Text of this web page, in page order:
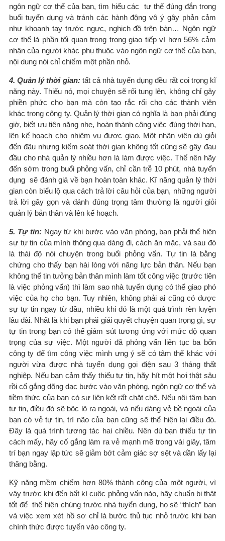
ngôn ngữ cơ thể của bạn, tìm hiểu các tư thế đúng đắn trong
buổi tuyển dụng và tránh các hành động vô ý gây phản cảm
như khoanh tay trước ngực, nghịch đồ trên bàn… Ngôn ngữ
cơ thể là phần tối quan trọng trong giao tiếp vì hơn 56% cảm
nhận của người khác phụ thuộc vào ngôn ngữ cơ thể của bạn,
nội dung nói chỉ chiếm một phần nhỏ.
4. Quản lý thời gian:tất cả nhà tuyển dụng đều rất coi trọng kĩ
năng này. Thiếu nó, mọi chuyện sẽ rối tung lên, không chỉ gây
phiền phức cho bạn mà còn tạo rắc rối cho các thành viên
khác trong công ty. Quản lý thời gian có nghĩa là bạn phải đúng
giờ, biết ưu tiên nặng nhẹ, hoàn thành công việc đúng thời hạn,
lên kế hoạch cho nhiệm vụ được giao. Một nhân viên dù giỏi
đến đâu nhưng kiểm soát thời gian không tốt cũng sẽ gây đau
đầu cho nhà quản lý nhiều hơn là làm được việc. Thế nên hãy
đến sớm trong buổi phỏng vấn, chỉ cần trễ 10 phút, nhà tuyển
dụng sẽ đánh giá về bạn hoàn toàn khác. Kĩ năng quản lý thời
gian còn biểu lộ qua cách trả lời câu hỏi của bạn, những người
trả lời gãy gọn và đánh đúng trọng tâm thường là người giỏi
quản lý bản thân và lên kế hoạch.
5. Tự tin:Ngay từ khi bước vào văn phòng, bạn phải thể hiện
sự tự tin của mình thông qua dáng đi, cách ăn mặc, và sau đó
là thái độ nói chuyện trong buổi phỏng vấn. Tự tin là bằng
chứng cho thấy bạn hài lòng với năng lực bản thân. Nếu bạn
không thể tin tưởng bản thân mình làm tốt công việc (trước tiên
là việc phỏng vấn) thì làm sao nhà tuyển dụng có thể giao phó
việc của họ cho bạn. Tuy nhiên, không phải ai cũng có được
sự tự tin ngay từ đầu, nhiều khi đó là một quá trình rèn luyện
lâu dài. Nhất là khi bạn phải giải quyết chuyện quan trọng gì, sự
tự tin trong bạn có thể giảm sút tương ứng với mức độ quan
trọng của sự việc. Một người đã phỏng vấn liên tục ba bốn
công ty để tìm công việc mình ưng ý sẽ có tâm thế khác với
người vừa được nhà tuyển dụng gọi điện sau 3 tháng thất
nghiệp. Nếu bạn cảm thấy thiếu tự tin, hãy hít một hơi thật sâu
rồi cố gắng dõng dạc bước vào văn phòng, ngôn ngữ cơ thể và
tiềm thức của bạn có sự liên kết rất chặt chẽ. Nếu nội tâm bạn
tự tin, điều đó sẽ bộc lộ ra ngoài, và nếu dáng vẻ bề ngoài của
bạn có vẻ tự tin, trí não của bạn cũng sẽ thể hiện lại điều đó.
Đây là quá trình tương tác hai chiều. Nên dù bạn thiếu tự tin
cách mấy, hãy cố gắng làm ra vẻ mạnh mẽ trong vài giây, tâm
trí bạn ngay lập tức sẽ giảm bớt cảm giác sợ sệt và dần lấy lại
thăng bằng.
Kỹ năng mềm chiếm hơn 80% thành công của một người, vì
vậy trước khi đến bất kì cuộc phỏng vấn nào, hãy chuẩn bị thật
tốt để thể hiện chúng trước nhà tuyển dụng, họ sẽ “thích” bạn
và việc xem xét hồ sơ chỉ là bước thủ tục nhỏ trước khi bạn
chính thức được tuyển vào công ty.